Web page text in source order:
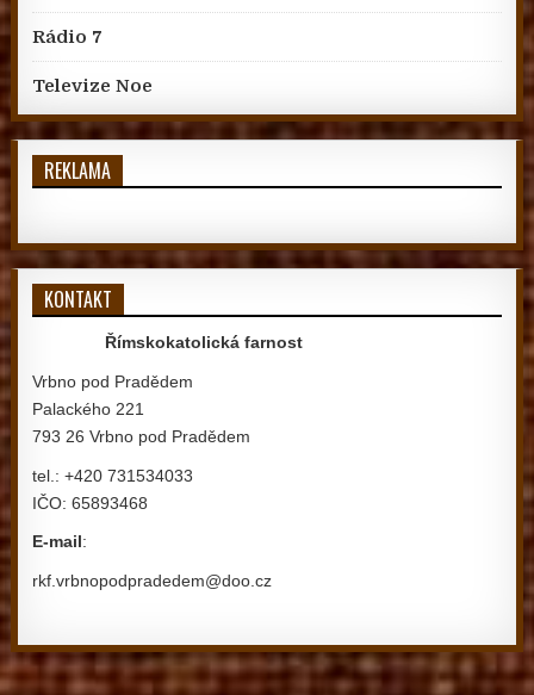
Rádio 7
Televize Noe
REKLAMA
KONTAKT
Římskokatolická farnost
Vrbno pod Pradědem
Palackého 221
793 26 Vrbno pod Pradědem
tel.: +420 731534033
IČO: 65893468
E-mail:
rkf.vrbnopodpradedem@doo.cz